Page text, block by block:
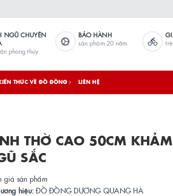
NGŨ CHUYÊN
phong thủy
BẢO HÀNH
sản phẩm 20 năm
THỨC VỀ ĐỒ ĐỒNG LIÊN HỆ
THỜ CAO 50CM KHẢM
SẮC
giá sản phẩm
hiệu: ĐỒ ĐỒNG DƯƠNG QUANG HÀ